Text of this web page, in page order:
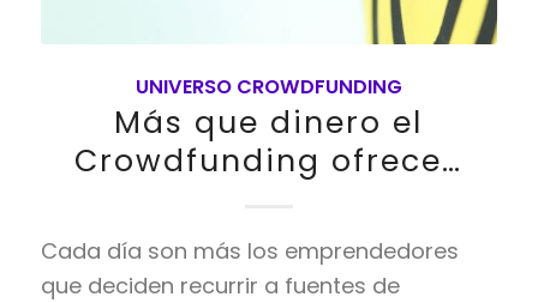
UNIVERSO CROWDFUNDING
Más que dinero el
Crowdfunding ofrece…
Cada día son más los emprendedores
que deciden recurrir a fuentes de